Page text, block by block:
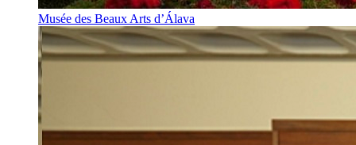
Musée des Beaux Arts d’Álava